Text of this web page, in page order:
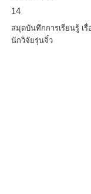
14
สมุดบันทึกการเรียนรู้ เ
นักวิจัยรุ่นจิ๋ว